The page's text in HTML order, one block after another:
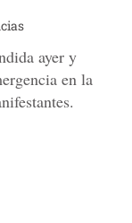
ayer y
en la